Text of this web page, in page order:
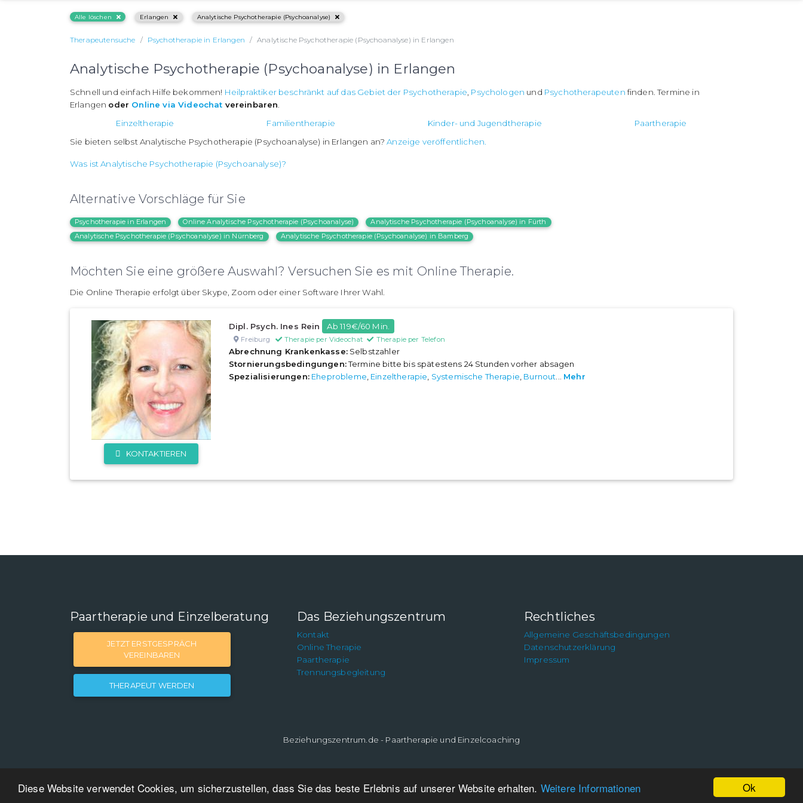
Ok
Diese Website verwendet Cookies, um sicherzustellen, dass Sie das beste Erlebnis auf unserer Website erhalten. Weitere Informationen
Alle löschen Erlangen Analytische Psychotherapie (Psychoanalyse)
Therapeutensuche Psychotherapie in Erlangen Analytische Psychotherapie (Psychoanalyse) in Erlangen
Analytische Psychotherapie (Psychoanalyse) in Erlangen
Schnell und einfach Hilfe bekommen! Heilpraktiker beschränkt auf das Gebiet der Psychotherapie, Psychologen und Psychotherapeuten finden. Termine in
Erlangen oder Online via Videochat vereinbaren.
Einzeltherapie
Familientherapie Kinder- und Jugendtherapie
Paartherapie
Sie bieten selbst Analytische Psychotherapie (Psychoanalyse) in Erlangen an?Anzeige veröffentlichen.
Was ist Analytische Psychotherapie (Psychoanalyse)?
Alternative Vorschläge für Sie
Psychotherapie in Erlangen Online Analytische Psychotherapie (Psychoanalyse)
Analytische Psychotherapie (Psychoanalyse) in Fürth
Analytische Psychotherapie (Psychoanalyse) in Nürnberg
Analytische Psychotherapie (Psychoanalyse) in Bamberg
Möchten Sie eine größere Auswahl? Versuchen Sie es mit Online Therapie.
Die Online Therapie erfolgt über Skype, Zoom oder einer Software Ihrer Wahl.
KONTAKTIEREN
Dipl. Psych. Ines Rein Ab 119€/60 Min.
Freiburg Therapie per Videochat Therapie per Telefon
Abrechnung Krankenkasse:Selbstzahler
Stornierungsbedingungen:Termine bitte bis spätestens 24 Stunden vorher absagen
Spezialisierungen: Eheprobleme, Einzeltherapie, Systemische Therapie, Burnout... Mehr
Paartherapie und Einzelberatung
JETZT ERSTGESPRÄCH
VEREINBAREN
THERAPEUT WERDEN
Das Beziehungszentrum
Kontakt
Online Therapie
Paartherapie
Trennungsbegleitung
Rechtliches
Allgemeine Geschäftsbedingungen
Datenschutzerklärung
Impressum
Beziehungszentrum.de - Paartherapie und Einzelcoaching